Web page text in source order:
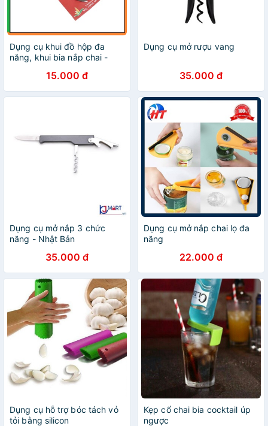
Dụng cụ khui đồ hộp đa
năng, khui bia nắp chai -
15.000 đ
Dụng cụ mở rượu vang
35.000 đ
Dụng cụ mở nắp 3 chức
năng - Nhật Bản
35.000 đ
Dụng cụ mở nắp chai lọ đa
năng
22.000 đ
Dụng cụ hỗ trợ bóc tách vỏ
tỏi bằng silicon
Kẹp cổ chai bia cocktail úp
ngược